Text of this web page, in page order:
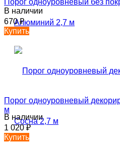
Порог одноуровневый без
В наличии
670₽
Купить
Порог одноуровневый
м
В наличии
1 020₽
Купить